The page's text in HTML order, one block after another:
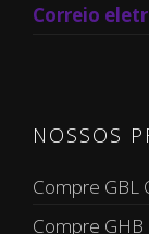
Correio
NOSSOS
Compre GBL
Compre GHB